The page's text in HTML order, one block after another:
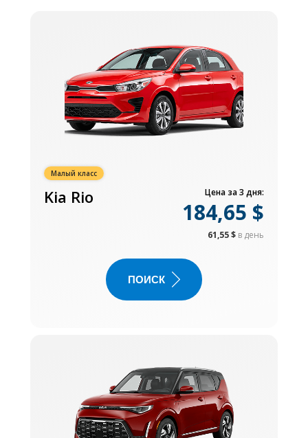
Малый класс
Kia Rio Цена за 3 дня:
184,65 $
61,55 $ в день
ПОИСК